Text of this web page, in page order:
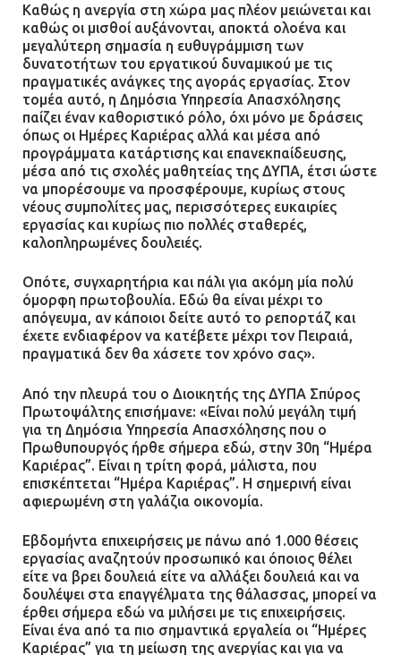
Καθώς η ανεργία στη χώρα μας πλέον μειώνεται και
καθώς οι μισθοί αυξάνονται, αποκτά ολοένα και
μεγαλύτερη σημασία η ευθυγράμμιση των
δυνατοτήτων του εργατικού δυναμικού με τις
πραγματικές ανάγκες της αγοράς εργασίας. Στον
τομέα αυτό, η Δημόσια Υπηρεσία Απασχόλησης
παίζει έναν καθοριστικό ρόλο, όχι μόνο με δράσεις
όπως οι Ημέρες Καριέρας αλλά και μέσα από
προγράμματα κατάρτισης και επανεκπαίδευσης,
μέσα από τις σχολές μαθητείας της ΔΥΠΑ, έτσι ώστε
να μπορέσουμε να προσφέρουμε, κυρίως στους
νέους συμπολίτες μας, περισσότερες ευκαιρίες
εργασίας και κυρίως πιο πολλές σταθερές,
καλοπληρωμένες δουλειές.
Οπότε, συγχαρητήρια και πάλι για ακόμη μία πολύ
όμορφη πρωτοβουλία. Εδώ θα είναι μέχρι το
απόγευμα, αν κάποιοι δείτε αυτό το ρεπορτάζ και
έχετε ενδιαφέρον να κατέβετε μέχρι τον Πειραιά,
πραγματικά δεν θα χάσετε τον χρόνο σας».
Από την πλευρά του ο Διοικητής της ΔΥΠΑ Σπύρος
Πρωτοψάλτης επισήμανε: «Είναι πολύ μεγάλη τιμή
για τη Δημόσια Υπηρεσία Απασχόλησης που ο
Πρωθυπουργός ήρθε σήμερα εδώ, στην 30η “Ημέρα
Καριέρας”. Είναι η τρίτη φορά, μάλιστα, που
επισκέπτεται “Ημέρα Καριέρας”. Η σημερινή είναι
αφιερωμένη στη γαλάζια οικονομία.
Εβδομήντα επιχειρήσεις με πάνω από 1.000 θέσεις
εργασίας αναζητούν προσωπικό και όποιος θέλει
είτε να βρει δουλειά είτε να αλλάξει δουλειά και να
δουλέψει στα επαγγέλματα της θάλασσας, μπορεί να
έρθει σήμερα εδώ να μιλήσει με τις επιχειρήσεις.
Είναι ένα από τα πιο σημαντικά εργαλεία οι “Ημέρες
Καριέρας” για τη μείωση της ανεργίας και για να